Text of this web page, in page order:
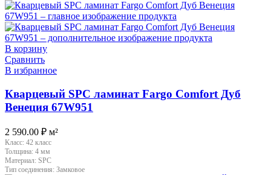
В корзину
Сравнить
В избранное
Кварцевый SPC ламинат Fargo Comfort Дуб
Венеция 67W951
2 590.00 ₽ м²
Класс: 42 класс
Толщина: 4 мм
Материал: SPC
Тип соединения: Замковое